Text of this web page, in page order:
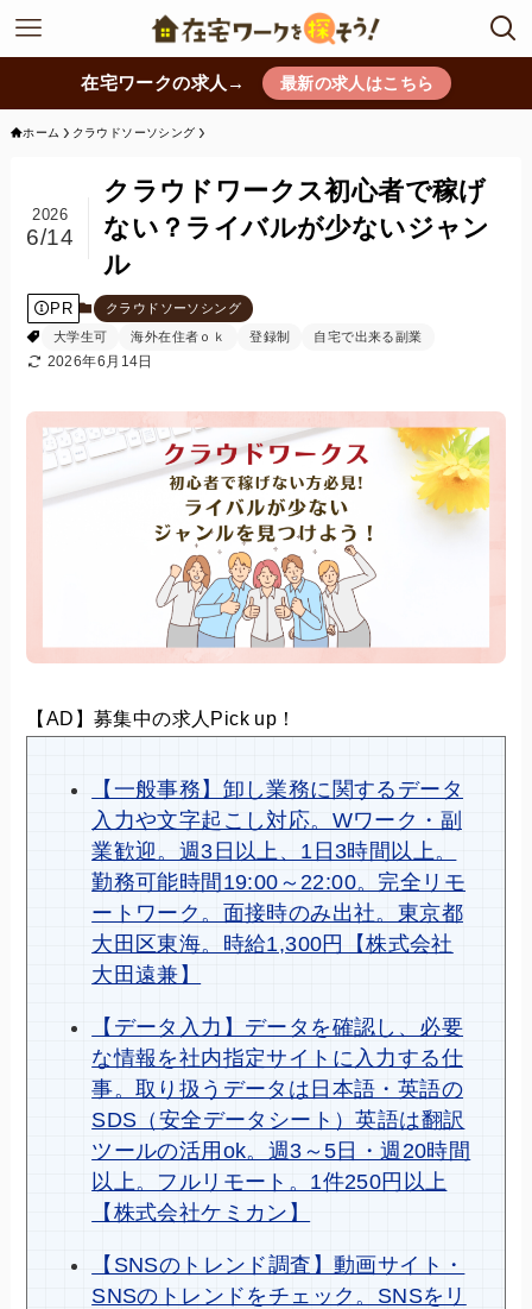
在宅ワークの求人→ 最新の求人はこちら
ホーム クラウドソーソシング
クラウドワークス初心者で稼げ
ない？ライバルが少ないジャン
ル
2026
6/14
PR
クラウドソーソシング
大学生可
海外在住者ｏｋ 登録制 自宅で出来る副業
2026年6月14日
【AD】募集中の求人Pick up！
【一般事務】卸し業務に関するデータ
入力や文字起こし対応。Wワーク・副
業歓迎。週3日以上、1日3時間以上。
勤務可能時間19:00～22:00。完全リモ
ートワーク。面接時のみ出社。東京都
大田区東海。時給1,300円【株式会社
大田遠兼】
【データ入力】データを確認し、必要
な情報を社内指定サイトに入力する仕
事。取り扱うデータは日本語・英語の
SDS（安全データシート）英語は翻訳
ツールの活用ok。週3～5日・週20時間
以上。フルリモート。1件250円以上
【株式会社ケミカン】
【SNSのトレンド調査】動画サイト・
SNSのトレンドをチェック。SNSをリ